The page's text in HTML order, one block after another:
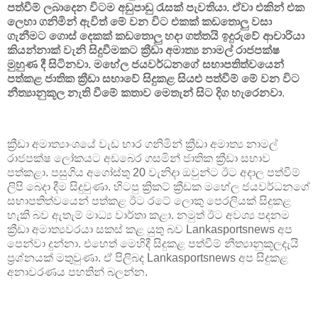
පත්වීම් ලබාදෙන විටම අඩුපාඩු රැසක් පැවතියා. ඒවා එකින් එක
ලෙහා ගනිමින් ඇවිත් මේ වන විට එකක් කඩතොලු වසා
ගැනීමට ගොස් දෙකක් කඩතොලු හදා ගත්තයි ඉදුරුවේ ආචාරියා
කියන්නාක් වැනි සිදුවීමකට ක්‍රීඩා අමාත්‍ය නාමල් රාජපක්ෂ
මුහුණ දී සිටිනවා. මහේල ජයවර්ධනගේ සභාපතිත්වයෙන්
පත්කළ ජාතික ක්‍රීඩා සභාවේ සිදුකළ සියළු පත්වීම් මේ වන විට
නීත්‍යානුකූල නැති වීමේ කතාව මෙතැන් සිට දිග හැරෙනවා.
ක්‍රීඩා අමාත්‍යාංශයේ වැඩ භාර ගනිමින් ක්‍රීඩා අමාත්‍ය නාමල්
රාජපක්ෂ ලෝකයට අඩබෙර ගසමින් ජාතික ක්‍රීඩා සභාව
පත්කළා. පසුගිය අගෝස්තු 20 වැනිදා ඔවුන්ට ඊට අදාල පත්වීම්
ලිපි බෙදා දීම සිදුවුණා. හිටපු ක්‍රිකට් ක්‍රීඩක මහේල ජයවර්ධනගේ
සභාපතිත්වයෙන් පත්කළ ඊට රටේ ලොකු පෙරලියක් සිදුකළ
හැකි බව ඇතැම් මාධ්‍ය වාර්තා කළා. නමුත් ඊට අවශ්‍ය පදනම
ක්‍රීඩා අමාත්‍යවරයා සකස් කළ යුතු බව Lankasportsnews අප
පෙන්වා දුන්නා. එහෙත් මෙහිදී සිදුකළ පත්වීම් නීත්‍යානුකූලදැයි
ප්‍රශ්නයක් මතුවුණා. ඒ පිලිබද Lankasportsnews අප සිදුකළ
අනාවරණය පහතින් බලන්න.